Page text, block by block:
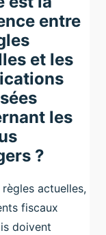
entre
et les
les
?
règles actuelles,
fiscaux
doivent